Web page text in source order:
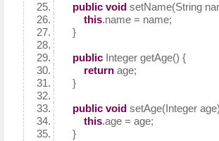
public void setName(String
this.name = name;
}
public Integer getAge() {
return age;
}
public void setAge(Integer
this.age = age;
}